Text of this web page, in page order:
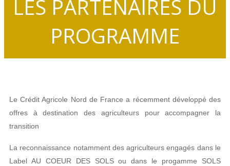
LES PARTENAIRES DU
PROGRAMME
Le Crédit Agricole Nord de France a récemment développé des
offres à destination des agriculteurs pour accompagner la
transition
La reconnaissance notamment des agriculteurs engagés dans le
Label AU COEUR DES SOLS ou dans le progamme SOLS